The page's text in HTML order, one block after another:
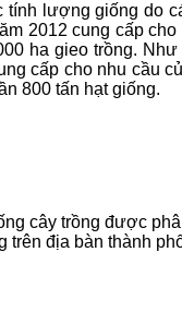
tính lượng giống do
2012 cung cấp
ha gieo trồng. Như
cấp cho nhu cầu
800 tấn hạt giống.
cây trồng được
trên địa bàn thành